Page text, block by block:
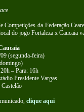
Competições da Federação
do jogo Fortaleza x Caucaia
(segunda-feira)
– Para: 16h
Presidente Vargas
clique aqui